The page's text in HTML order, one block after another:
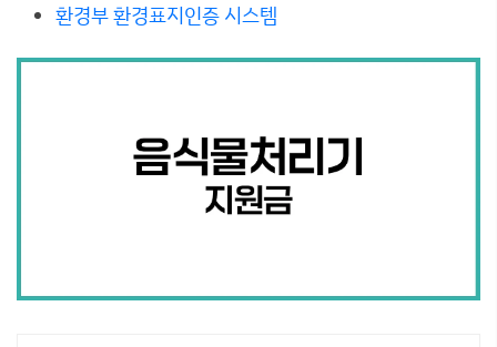
환경부 환경표지인증 시스템